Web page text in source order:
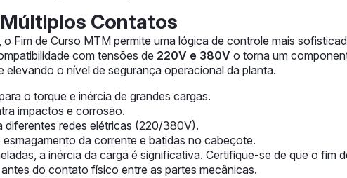
Contatos
, o Fim de Curso MTM permite uma lógica de controle mais
com tensões de 220V e 380V o torna um
o nível de segurança operacional da planta.
o torque e inércia de grandes cargas.
impactos e corrosão.
diferentes redes elétricas (220/380V).
esmagamento da corrente e batidas no cabeçote.
a inércia da carga é significativa. Certifique-se de que o
do contato físico entre as partes mecânicas.